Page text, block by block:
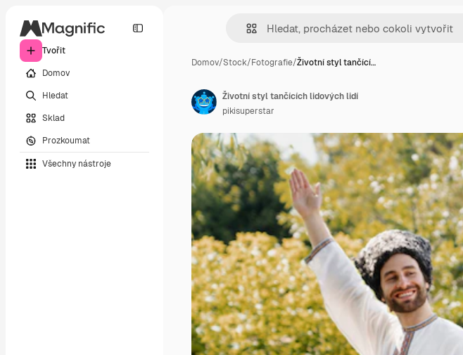
Tvořit
Domov
Hledat
Sklad
Prozkoumat
Všechny nástroje
Domov/Stock/Fotografie/Životní styl tančící…
Životní styl tančících lidových lidí
pikisuperstar